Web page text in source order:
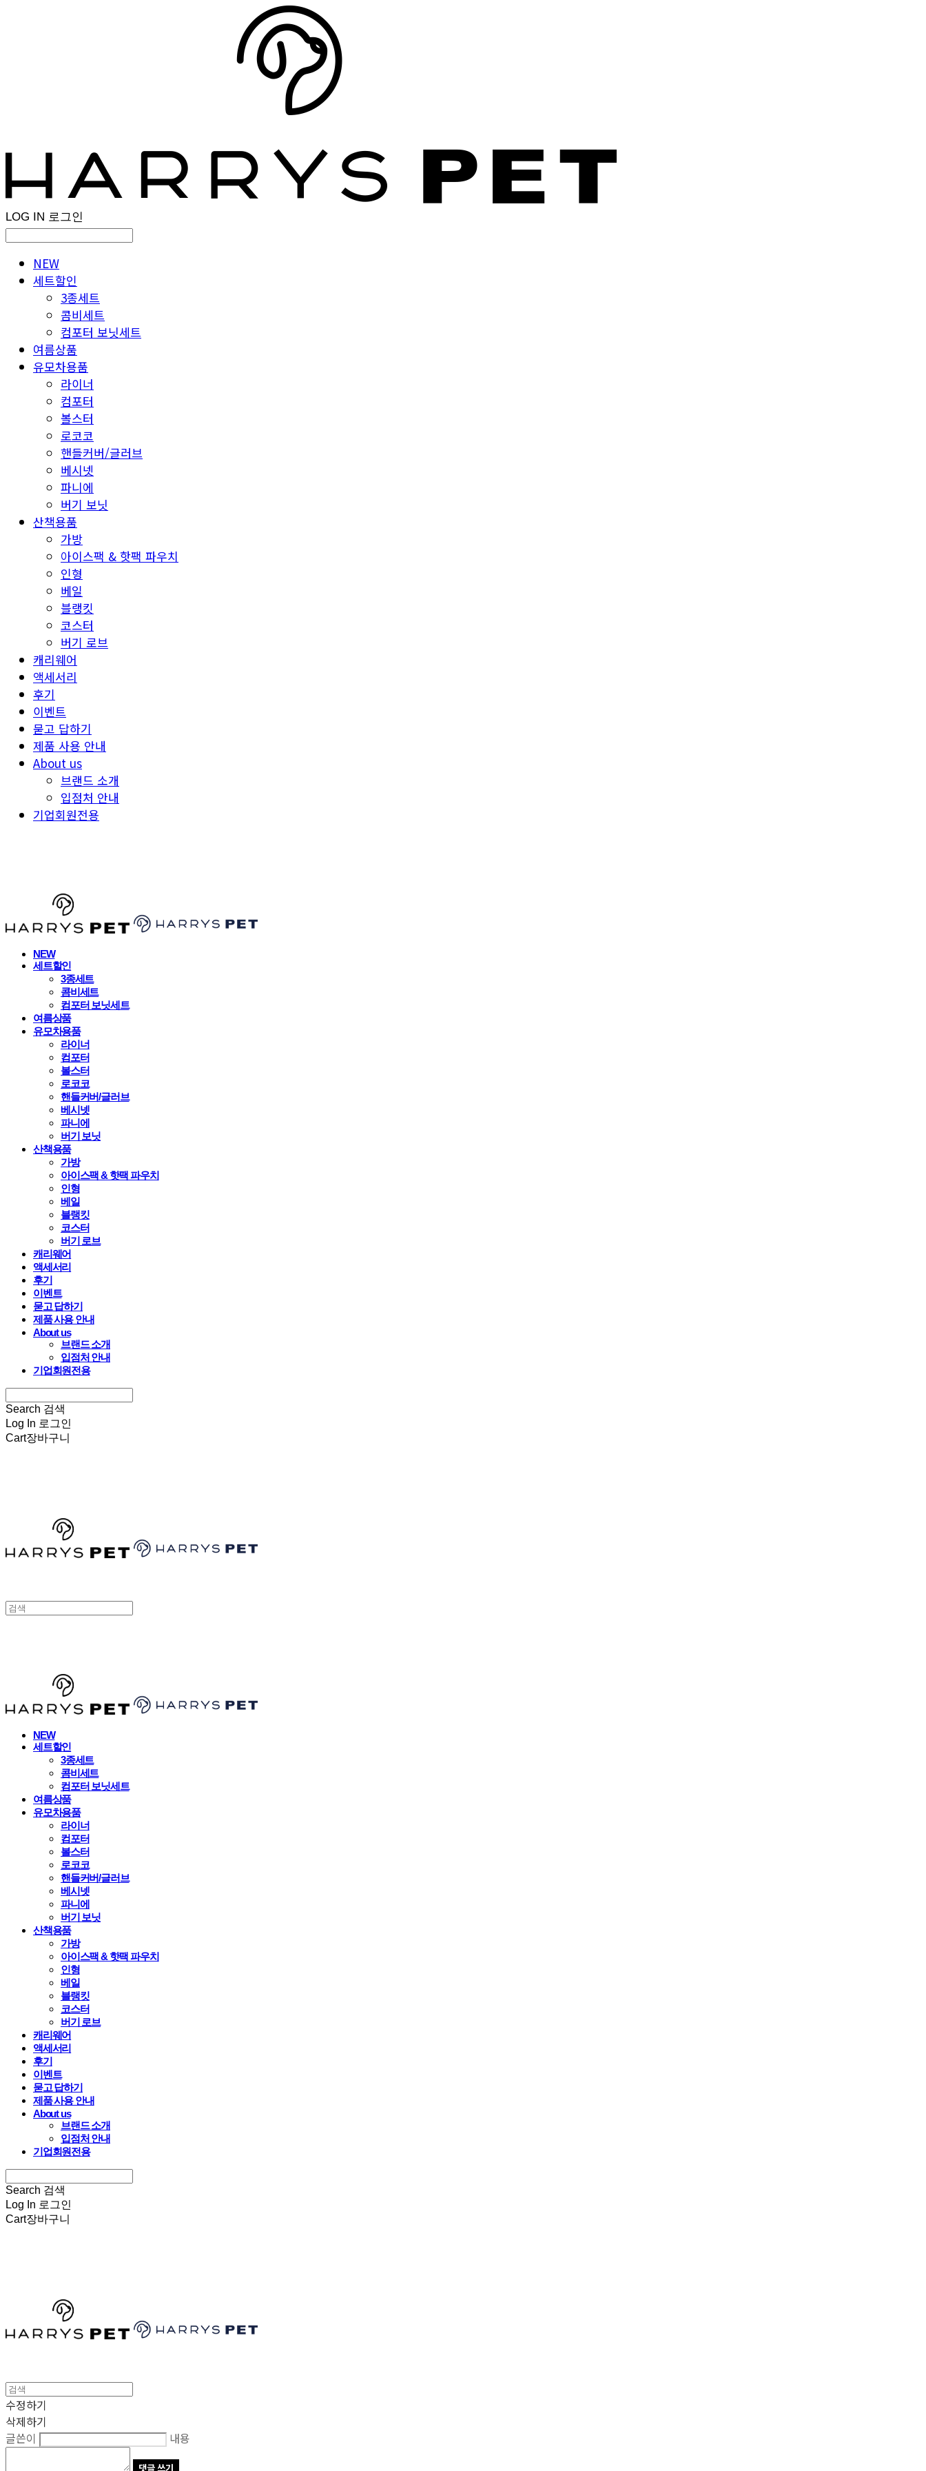
LOG IN 로그인
NEW
세트할인
3종세트
콤비세트
컴포터 보닛세트
여름상품
유모차용품
라이너
컴포터
볼스터
로코코
핸들커버/글러브
베시넷
파니에
버기 보닛
산책용품
가방
아이스팩 & 핫팩 파우치
인형
베일
블랭킷
코스터
버기 로브
캐리웨어
액세서리
후기
이벤트
묻고 답하기
제품 사용 안내
About us
브랜드 소개
입점처 안내
기업회원전용
NEW
세트할인
3종세트
콤비세트
컴포터 보닛세트
여름상품
유모차용품
라이너
컴포터
볼스터
로코코
핸들커버/글러브
베시넷
파니에
버기 보닛
산책용품
가방
아이스팩 & 핫팩 파우치
인형
베일
블랭킷
코스터
버기 로브
캐리웨어
액세서리
후기
이벤트
묻고 답하기
제품 사용 안내
About us
브랜드 소개
입점처 안내
기업회원전용
Search 검색
Log In 로그인
Cart장바구니
NEW
세트할인
3종세트
콤비세트
컴포터 보닛세트
여름상품
유모차용품
라이너
컴포터
볼스터
로코코
핸들커버/글러브
베시넷
파니에
버기 보닛
산책용품
가방
아이스팩 & 핫팩 파우치
인형
베일
블랭킷
코스터
버기 로브
캐리웨어
액세서리
후기
이벤트
묻고 답하기
제품 사용 안내
About us
브랜드 소개
입점처 안내
기업회원전용
Search 검색
Log In 로그인
Cart장바구니
수정하기
삭제하기
글쓴이
내용
댓글 쓰기